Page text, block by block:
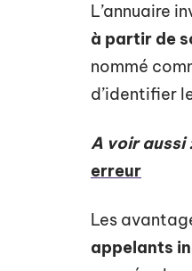
L’annuaire
à partir de
nommé
d’identifier
A voir aussi
erreur
Les
appelants